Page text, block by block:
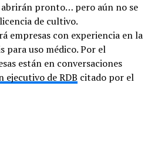
abrirán pronto… pero aún no se
de cultivo.
empresas con experiencia en la
para uso médico. Por el
están en conversaciones
ejecutivo de RDB citado por el